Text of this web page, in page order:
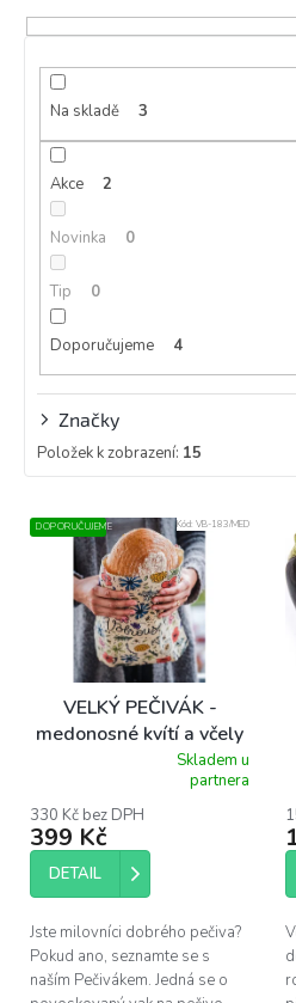
p
Na skladě 3
Akce 2
Novinka 0
Tip 0
Doporučujeme 4
Značky
Položek k zobrazení: 15
V
ý
ů
DOPORUČUJEME
VELKÝ PEČIVÁK -
medonosné kvítí a včely
(34x32 cm)
produktu
je
5,0
5
Skladem u
partnera
330 Kč bez DPH
399 Kč
DETAIL
Jste milovníci dobrého pečiva?
Pokud ano, seznamte se s
naším Pečivákem. Jedná se o
Kód: VB-183/MED